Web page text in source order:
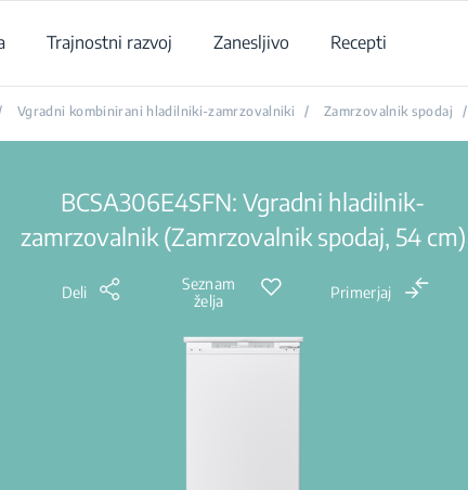
Trajnostni razvoj Zanesljivo Recepti
Vgradni kombinirani hladilniki-zamrzovalniki / Zamrzovalnik spodaj /
BCSA306E4SFN: Vgradni hladilnik-
zamrzovalnik (Zamrzovalnik spodaj, 54 cm)
Deli
Seznam
želja
Primerjaj